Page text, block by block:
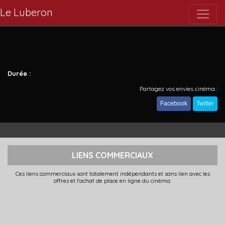
Le Luberon
Durée :
Partagez vos envies cinéma :
Facebook Twitter
LIENS COMMERCIAUX
Ces liens commerciaux sont totalement indépendants et sans lien avec les
offres et l'achat de place en ligne du cinéma.